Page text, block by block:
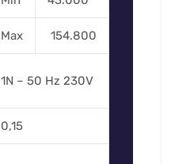
Max 154.800
1N – 50 Hz 230V
0,15